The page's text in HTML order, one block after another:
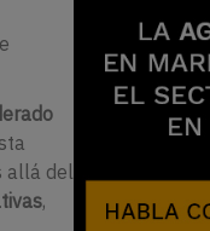
allá del
,